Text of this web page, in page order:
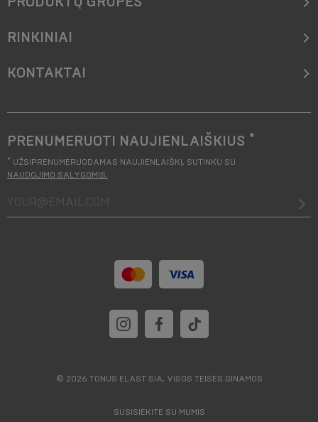
RINKINIAI
KONTAKTAI
PRENUMERUOTI NAUJIENLAIŠKIUS *
* UŽSIPRENUMERUODAMAS NAUJIENLAIŠKĮ, SUTINKU SU
NAUDOJIMO SĄLYGOMIS.
your@email.com
© 2026 TONUS ELAST SIA, VISOS TEISĖS GINAMOS
SUSISIEKITE SU MUMIS